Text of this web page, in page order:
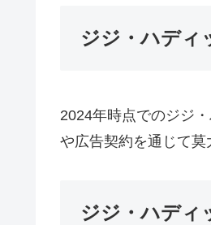
ジジ・ハディ
2024年時点でのジジ
や広告契約を通じて
ジジ・ハディ